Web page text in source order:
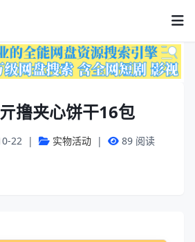
撸夹心饼干16包
22 | 实物活动 |
89 阅读